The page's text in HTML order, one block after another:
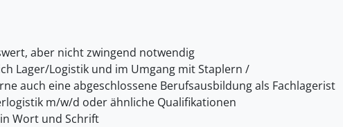
aber nicht zwingend notwendig
Lager/Logistik und im Umgang mit Staplern /
auch eine abgeschlossene Berufsausbildung als Fachlagerist
m/w/d oder ähnliche Qualifikationen
Wort und Schrift